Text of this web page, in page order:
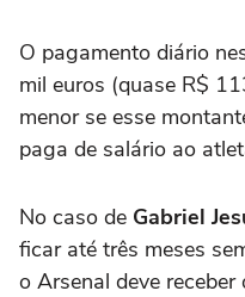
O pagamento diário
mil euros (quase R$
menor se esse
paga de salário ao
No caso de Gabriel
ficar até três meses
o Arsenal deve